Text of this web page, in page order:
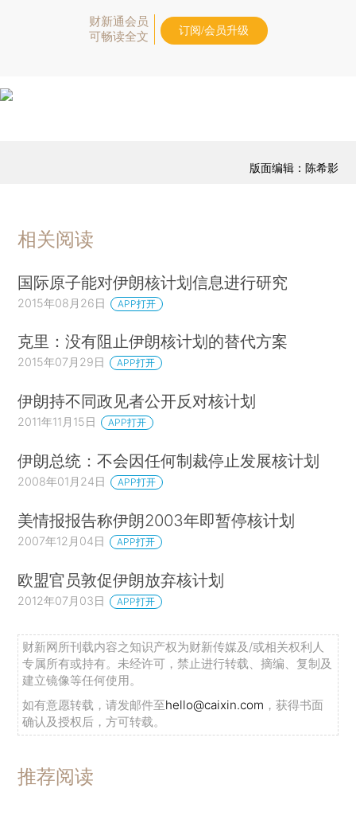
财新通会员
可畅读全文
订阅/会员升级
版面编辑：陈希影
相关阅读
国际原子能对伊朗核计划信息进行研究
2015年08月26日 APP打开
克里：没有阻止伊朗核计划的替代方案
2015年07月29日 APP打开
伊朗持不同政见者公开反对核计划
2011年11月15日 APP打开
伊朗总统：不会因任何制裁停止发展核计划
2008年01月24日 APP打开
美情报报告称伊朗2003年即暂停核计划
2007年12月04日 APP打开
欧盟官员敦促伊朗放弃核计划
2012年07月03日 APP打开
财新网所刊载内容之知识产权为财新传媒及/或相关权利人
专属所有或持有。未经许可，禁止进行转载、摘编、复制及
建立镜像等任何使用。
如有意愿转载，请发邮件至hello@caixin.com ，获得书面
确认及授权后，方可转载。
推荐阅读